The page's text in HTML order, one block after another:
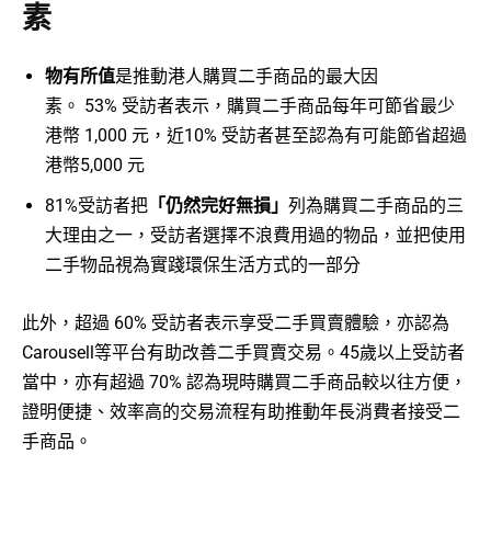
素
物有所值是推動港人購買二手商品的最大因
素。 53% 受訪者表示，購買二手商品每年可節省最少
港幣 1,000 元，近10% 受訪者甚至認為有可能節省超過
港幣5,000 元
81%受訪者把 「仍然完好無損」 列為購買二手商品的三
大理由之一，受訪者選擇不浪費用過的物品，並把使用
二手物品視為實踐環保生活方式的一部分
此外，超過 60% 受訪者表示享受二手買賣體驗，亦認為
Carousell等平台有助改善二手買賣交易。45歲以上受訪者
當中，亦有超過 70% 認為現時購買二手商品較以往方便，
證明便捷、效率高的交易流程有助推動年長消費者接受二
手商品。